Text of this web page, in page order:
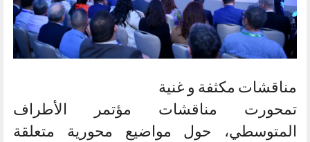
مناقشات مكثفة و غنية
تمحورت مناقشات مؤتمر الأطراف
المتوسطي، حول مواضيع محورية متعلقة